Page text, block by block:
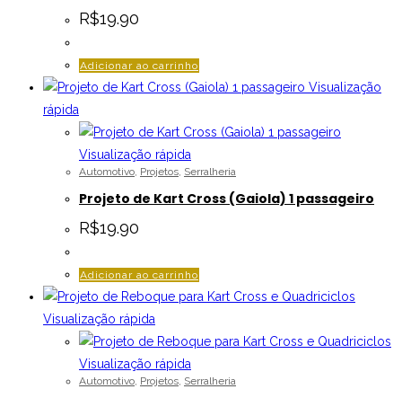
R$19.90
Adicionar ao carrinho
Visualização
rápida
Visualização rápida
Automotivo, Projetos, Serralheria
Projeto de Kart Cross (Gaiola) 1 passageiro
R$19.90
Adicionar ao carrinho
Visualização rápida
Visualização rápida
Automotivo, Projetos, Serralheria